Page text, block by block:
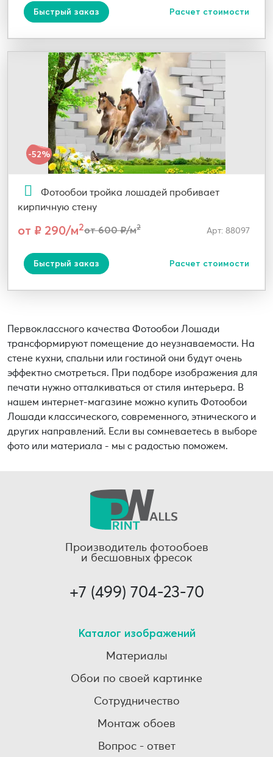
Быстрый заказ Расчет стоимости
-52%
Фотообои тройка лошадей пробивает
кирпичную стену
от ₽ 290/м2от 600 ₽/м2 Арт: 88097
Быстрый заказ Расчет стоимости
Первоклассного качества Фотообои Лошади
трансформируют помещение до неузнаваемости. На
стене кухни, спальни или гостиной они будут очень
эффектно смотреться. При подборе изображения для
печати нужно отталкиваться от стиля интерьера. В
нашем интернет-магазине можно купить Фотообои
Лошади классического, современного, этнического и
других направлений. Если вы сомневаетесь в выборе
фото или материала - мы с радостью поможем.
Производитель фотообоев
и бесшовных фресок
+7 (499) 704-23-70
Каталог изображений
Материалы
Обои по своей картинке
Сотрудничество
Монтаж обоев
Вопрос - ответ